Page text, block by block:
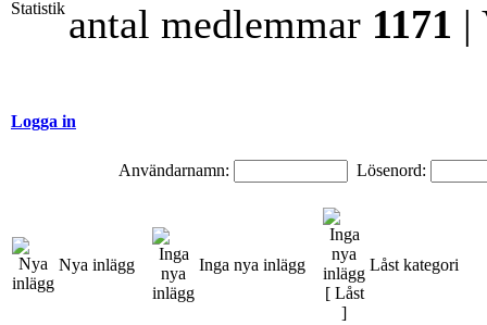
antal medlemmar 1171 |
Logga in
Användarnamn: Lösenord:
Nya inlägg Inga nya inlägg Låst kategori